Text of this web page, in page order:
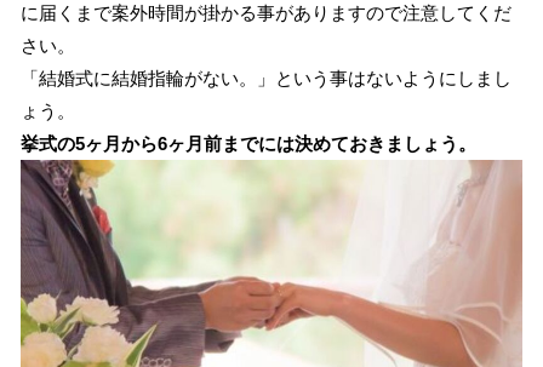
に届くまで案外時間が掛かる事がありますので注意してくだ
さい。
「結婚式に結婚指輪がない。」という事はないようにしまし
ょう。
挙式の5ヶ月から6ヶ月前までには決めておきましょう。